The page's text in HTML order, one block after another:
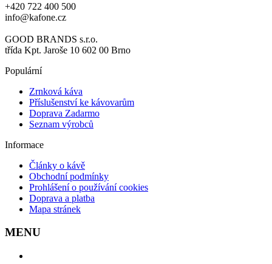
+420 722 400 500
info@kafone.cz
GOOD BRANDS s.r.o.
třída Kpt. Jaroše 10 602 00 Brno
Populární
Zrnková káva
Příslušenství ke kávovarům
Doprava Zadarmo
Seznam výrobců
Informace
Články o kávě
Obchodní podmínky
Prohlášení o používání cookies
Doprava a platba
Mapa stránek
MENU